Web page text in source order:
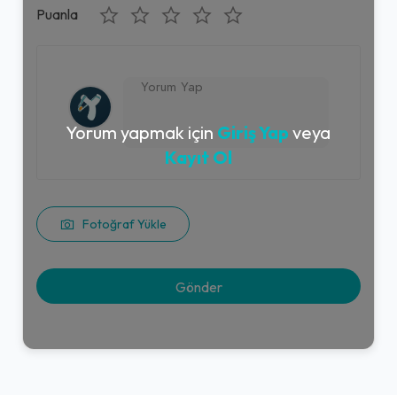
Puanla
Fotoğraf Yükle
Yorum yapmak için Giriş Yap veya
Kayıt Ol